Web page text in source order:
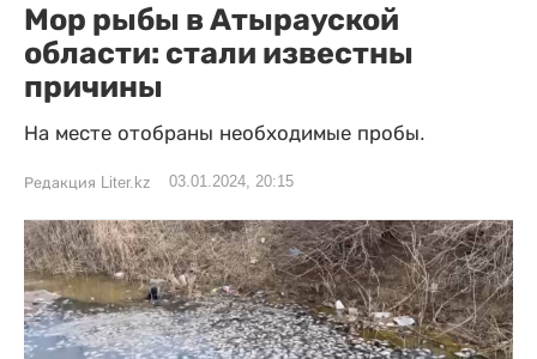
Мор рыбы в Атырауской
области: стали известны
причины
На месте отобраны необходимые пробы.
Редакция Liter.kz 03.01.2024, 20:15